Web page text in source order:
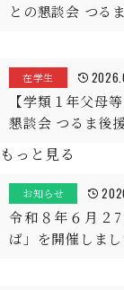
との懇談会 つる
在学生
【学類１年父母
懇談会 つるま後
もっと見る
お知らせ
令和８年６月２
ば」を開催しま